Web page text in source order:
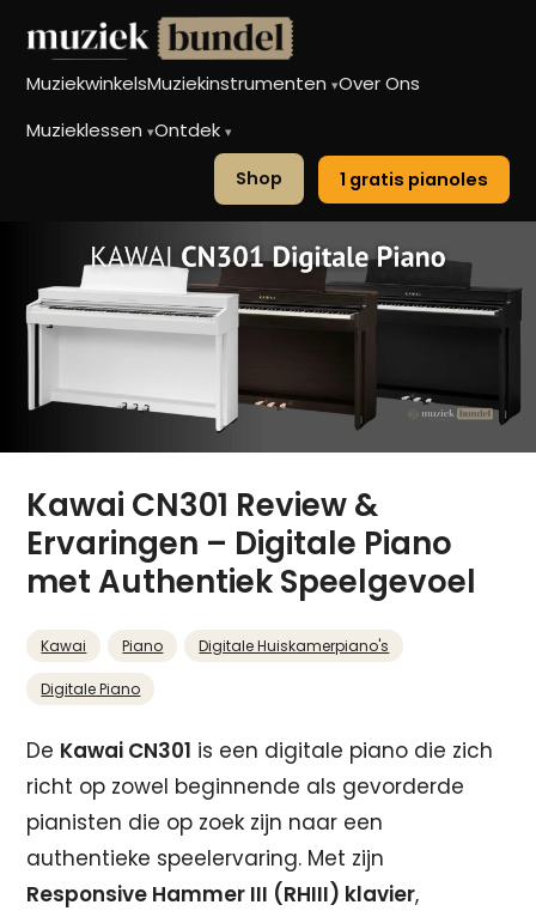
MuziekwinkelsMuziekinstrumenten▾Over Ons
Muzieklessen▾Ontdek▾
Shop 1 gratis pianoles
Kawai CN301 Review &
Ervaringen – Digitale Piano
met Authentiek Speelgevoel
Kawai Piano Digitale Huiskamerpiano's
Digitale Piano
De Kawai CN301 is een digitale piano die zich
richt op zowel beginnende als gevorderde
pianisten die op zoek zijn naar een
authentieke speelervaring. Met zijn
Responsive Hammer III (RHIII) klavier,